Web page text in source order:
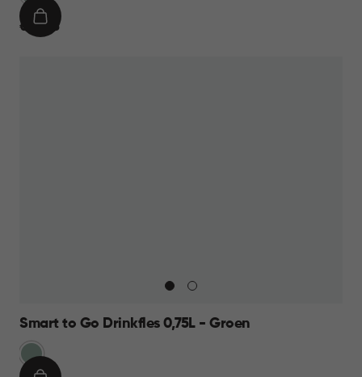
€
€ 10,95
IN
Smart to Go Drinkfles 0,75L - Groen
Groen